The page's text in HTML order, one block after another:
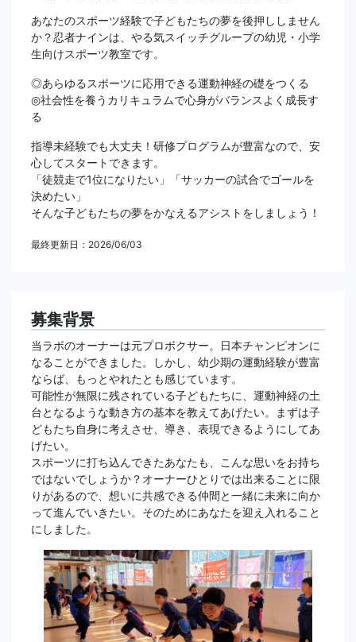
あなたのスポーツ経験で子どもたちの夢を後押ししません
か？忍者ナインは、やる気スイッチグループの幼児・小学
生向けスポーツ教室です。
◎あらゆるスポーツに応用できる運動神経の礎をつくる
◎社会性を養うカリキュラムで心身がバランスよく成長す
る
指導未経験でも大丈夫！研修プログラムが豊富なので、安
心してスタートできます。
「徒競走で1位になりたい」「サッカーの試合でゴールを
決めたい」
そんな子どもたちの夢をかなえるアシストをしましょう！
最終更新日：2026/06/03
募集背景
当ラボのオーナーは元プロボクサー。日本チャンピオンに
なることができました。しかし、幼少期の運動経験が豊富
ならば、もっとやれたとも感じています。
可能性が無限に残されている子どもたちに、運動神経の土
台となるような動き方の基本を教えてあげたい。まずは子
どもたち自身に考えさせ、導き、表現できるようにしてあ
げたい。
スポーツに打ち込んできたあなたも、こんな思いをお持ち
ではないでしょうか？オーナーひとりでは出来ることに限
りがあるので、想いに共感できる仲間と一緒に未来に向か
って進んでいきたい。そのためにあなたを迎え入れること
にしました。